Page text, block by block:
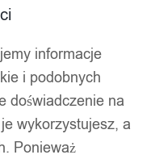
informacje
i podobnych
doświadczenie na
wykorzystujesz, a
Ponieważ